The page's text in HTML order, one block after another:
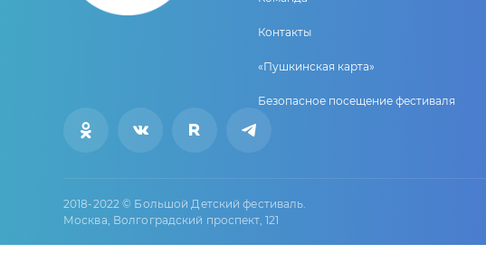
Контакты
«Пушкинская карта»
Безопасное посещение фестиваля
2018-2022 © Большой Детский фестиваль.
Москва, Волгоградский проспект, 121